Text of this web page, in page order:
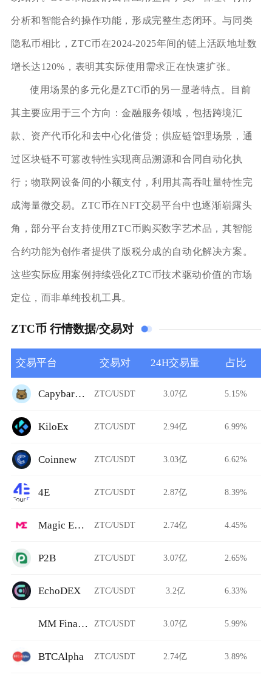
分析和智能合约操作功能，形成完整生态闭环。与同类
隐私币相比，ZTC币在2024-2025年间的链上活跃地址数
增长达120%，表明其实际使用需求正在快速扩张。
使用场景的多元化是ZTC币的另一显著特点。目前
其主要应用于三个方向：金融服务领域，包括跨境汇
款、资产代币化和去中心化借贷；供应链管理场景，通
过区块链不可篡改特性实现商品溯源和合同自动化执
行；物联网设备间的小额支付，利用其高吞吐量特性完
成海量微交易。ZTC币在NFT交易平台中也逐渐崭露头
角，部分平台支持使用ZTC币购买数字艺术品，其智能
合约功能为创作者提供了版税分成的自动化解决方案。
这些实际应用案例持续强化ZTC币技术驱动价值的市场
定位，而非单纯投机工具。
ZTC币 行情数据/交易对
交易平台 交易对 24H交易量 占比
CapybaraDEX ZTC/USDT 3.07亿 5.15%
KiloEx ZTC/USDT 2.94亿 6.99%
Coinnew ZTC/USDT 3.03亿 6.62%
4E ZTC/USDT 2.87亿 8.39%
Magic Eden ZTC/USDT 2.74亿 4.45%
P2B ZTC/USDT 3.07亿 2.65%
EchoDEX ZTC/USDT 3.2亿 6.33%
MM Finance ZTC/USDT 3.07亿 5.99%
BTCAlpha ZTC/USDT 2.74亿 3.89%